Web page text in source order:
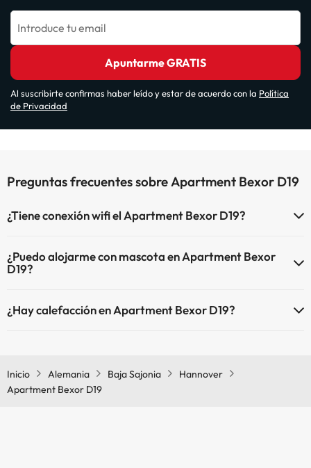
Introduce tu email
Apuntarme GRATIS
Al suscribirte confirmas haber leído y estar de acuerdo con la Política
de Privacidad
Preguntas frecuentes sobre Apartment Bexor D19
¿Tiene conexión wifi el Apartment Bexor D19?
¿Puedo alojarme con mascota en Apartment Bexor
D19?
¿Hay calefacción en Apartment Bexor D19?
Inicio Alemania Baja Sajonia
Hannover
Apartment Bexor D19